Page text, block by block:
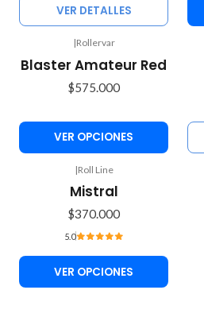
VER DETALLES
|Rollervar
Blaster Amateur Red
$575.000
VER OPCIONES
|Roll Line
Mistral
$370.000
5.0
VER OPCIONES